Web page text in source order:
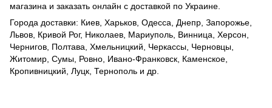
магазина и заказать онлайн с доставкой по Украине.
Города доставки: Киев, Харьков, Одесса, Днепр, Запорожье,
Львов, Кривой Рог, Николаев, Мариуполь, Винница, Херсон,
Чернигов, Полтава, Хмельницкий, Черкассы, Черновцы,
Житомир, Сумы, Ровно, Ивано-Франковск, Каменское,
Кропивницкий, Луцк, Тернополь и др.